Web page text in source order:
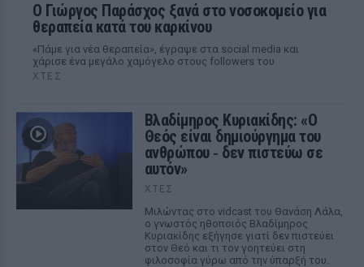
O Γιώργος Παράσχος ξανά στο νοσοκομείο για
θεραπεία κατά του καρκίνου
«Πάμε για νέα θεραπεία», έγραψε στα social media και
χάρισε ένα μεγάλο χαμόγελο στους followers του
ΧΤΕΣ
Βλαδίμηρος Κυριακίδης: «Ο
Θεός είναι δημιούργημα του
ανθρώπου ‑ δεν πιστεύω σε
αυτόν»
ΧΤΕΣ
Μιλώντας στο vidcast του Θανάση Λάλα,
ο γνωστός ηθοποιός Βλαδίμηρος
Κυριακίδης εξήγησε γιατί δεν πιστεύει
στον Θεό και τι τον γοητεύει στη
φιλοσοφία γύρω από την ύπαρξή του.